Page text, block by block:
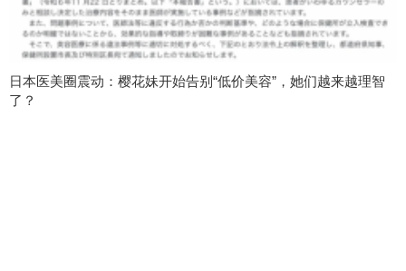
日本医美圈震动：樱花妹开始告别“低价美容”，她们越来越理智
了？